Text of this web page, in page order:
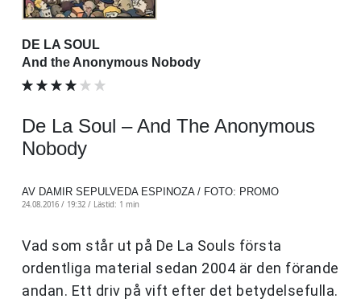
DE LA SOUL
And the Anonymous Nobody
De La Soul – And The Anonymous
Nobody
AV DAMIR SEPULVEDA ESPINOZA / FOTO: PROMO
24.08.2016 / 19:32 / Lästid: 1 min
Vad som står ut på De La Souls första
ordentliga material sedan 2004 är den förande
andan. Ett driv på vift efter det betydelsefulla.